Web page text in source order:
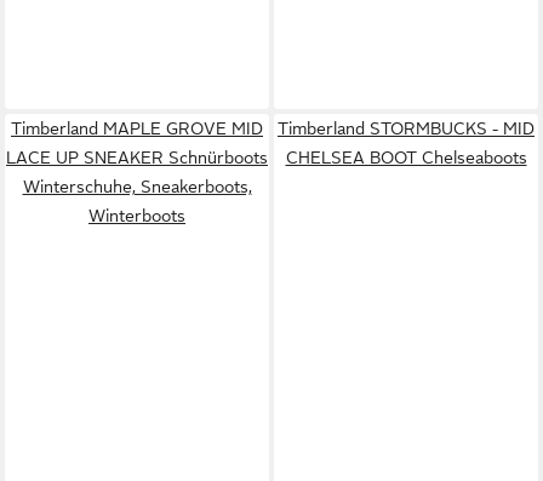
Timberland MAPLE GROVE MID
LACE UP SNEAKER Schnürboots
Winterschuhe, Sneakerboots,
Winterboots
Timberland STORMBUCKS - MID
CHELSEA BOOT Chelseaboots